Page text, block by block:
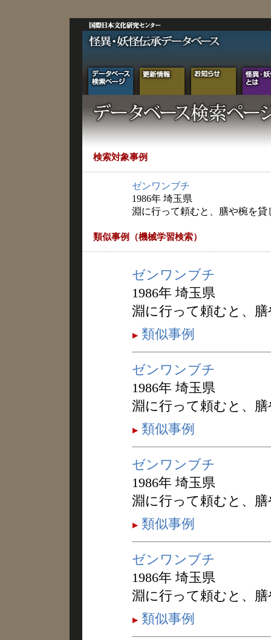
検索対象事例
ゼンワンブチ
1986年 埼玉県
淵に行って頼むと、膳や椀を貸
類似事例（機械学習検索）
ゼンワンブチ
1986年 埼玉県
淵に行って頼むと、
類似事例
ゼンワンブチ
1986年 埼玉県
淵に行って頼むと、
類似事例
ゼンワンブチ
1986年 埼玉県
淵に行って頼むと、
類似事例
ゼンワンブチ
1986年 埼玉県
淵に行って頼むと、
類似事例